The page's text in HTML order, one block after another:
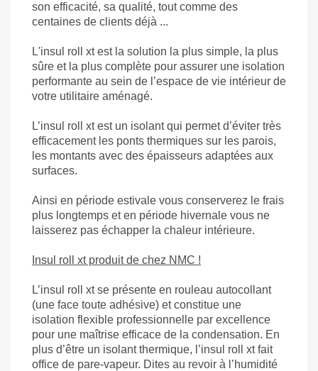
son efficacité, sa qualité, tout comme des
centaines de clients déjà ...
L'insul roll xt est la solution la plus simple, la plus
sûre et la plus complète pour assurer une isolation
performante au sein de l’espace de vie intérieur de
votre utilitaire aménagé.
L’insul roll xt est un isolant qui permet d’éviter très
efficacement les ponts thermiques sur les parois,
les montants avec des épaisseurs adaptées aux
surfaces.
Ainsi en période estivale vous conserverez le frais
plus longtemps et en période hivernale vous ne
laisserez pas échapper la chaleur intérieure.
Insul roll xt produit de chez NMC !
L’insul roll xt se présente en rouleau autocollant
(une face toute adhésive) et constitue une
isolation flexible professionnelle par excellence
pour une maîtrise efficace de la condensation. En
plus d’être un isolant thermique, l’insul roll xt fait
office de pare-vapeur. Dites au revoir à l’humidité